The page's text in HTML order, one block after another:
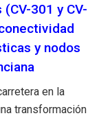
301 y CV-
y nodos
en la
transformación